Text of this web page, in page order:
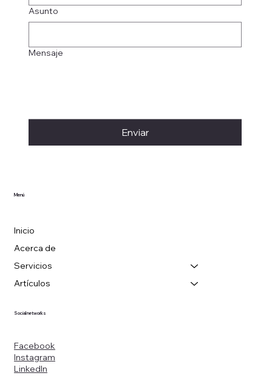
Menú
Inicio
Acerca de
Servicios
Artículos
Social networks
Facebook
Instagram
LinkedIn
Asunto
Mensaje
Enviar